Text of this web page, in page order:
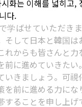
화는 이해를 넓히고,
다.
学ばせていただき
そして日本と韓国は
れからも皆さんと
前に進めていきた
いきましょう。可視
を前に進める力にな
することを申し上げ